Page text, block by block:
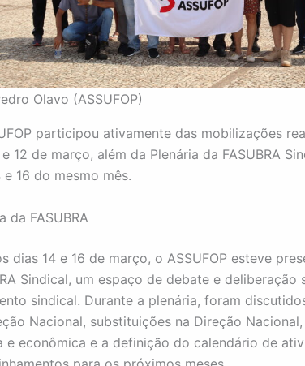
Olavo (ASSUFOP)
participou ativamente das mobilizações
e 12 de março, além da Plenária da FASUBRA
e 16 do mesmo mês.
da FASUBRA
dias 14 e 16 de março, o ASSUFOP esteve
Sindical, um espaço de debate e deliberação
sindical. Durante a plenária, foram
Nacional, substituições na Direção
e econômica e a definição do calendário de